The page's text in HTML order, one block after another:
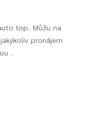
top. Můžu na
pronájem
.